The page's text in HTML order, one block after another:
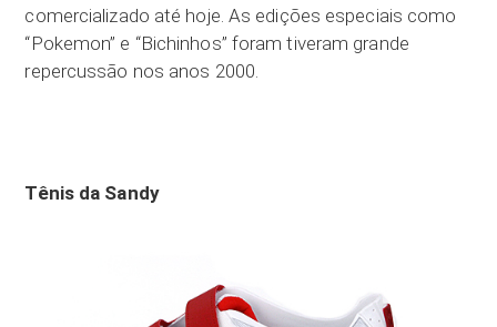
comercializado até hoje. As edições especiais como
“Pokemon” e “Bichinhos” foram tiveram grande
repercussão nos anos 2000.
Tênis da Sandy